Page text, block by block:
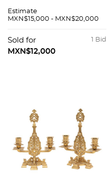
verde tallado
seis luces Decorados
con motivos
Estimate
MXN$15,000 - MXN$20,000
1 Bid
Sold for
MXN$12,000